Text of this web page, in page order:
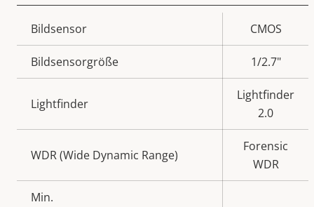
Eigentumsbeschreibung Eigentumswert
Bildsensor CMOS
Bildsensorgröße 1/2.7"
Lightfinder
Lightfinder
2.0
WDR (Wide Dynamic Range)
Forensic
WDR
Min.